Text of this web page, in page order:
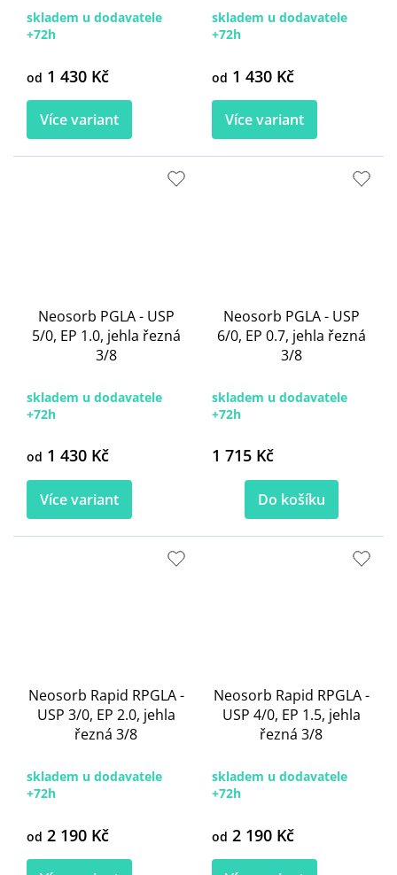
skladem u dodavatele
+72h
od 1 430 Kč
Více variant
skladem u dodavatele
+72h
od 1 430 Kč
Více variant
Neosorb PGLA - USP
5/0, EP 1.0, jehla řezná
3/8
skladem u dodavatele
+72h
od 1 430 Kč
Více variant
Neosorb PGLA - USP
6/0, EP 0.7, jehla řezná
3/8
skladem u dodavatele
+72h
1 715 Kč
Do košíku
Neosorb Rapid RPGLA -
USP 3/0, EP 2.0, jehla
řezná 3/8
skladem u dodavatele
+72h
od 2 190 Kč
Neosorb Rapid RPGLA -
USP 4/0, EP 1.5, jehla
řezná 3/8
skladem u dodavatele
+72h
od 2 190 Kč